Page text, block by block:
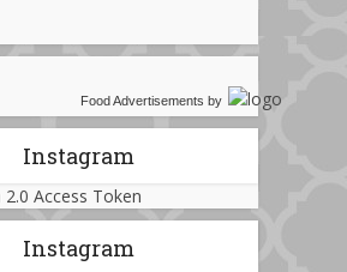
Food Advertisements by
Instagram
Access Token
Instagram